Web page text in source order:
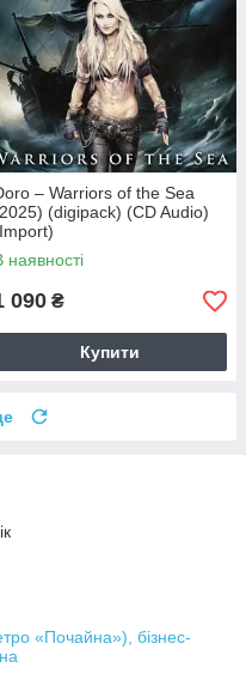
– Warriors of the Sea
(digipack) (CD Audio)
наявності
090 ₴
Купити
«Почайна»), бізнес-